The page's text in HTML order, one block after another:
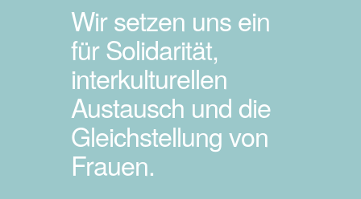
Wir setzen uns ein
für Solidarität,
interkulturellen
Austausch und die
Gleichstellung von
Frauen.